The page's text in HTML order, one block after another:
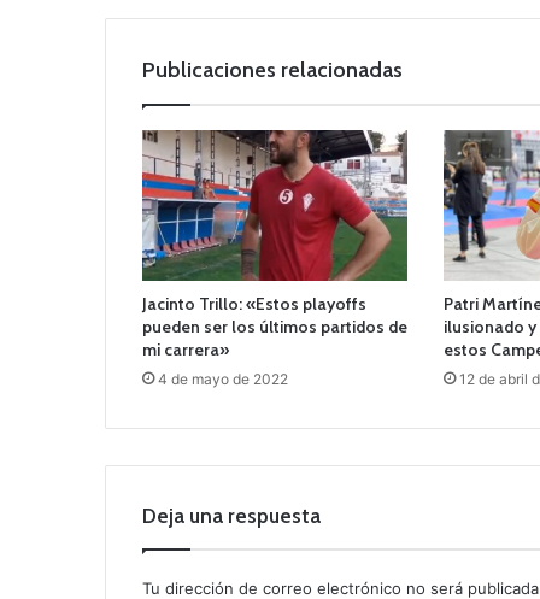
Publicaciones relacionadas
Jacinto Trillo: «Estos playoffs
pueden ser los últimos partidos de
mi carrera»
4 de mayo de 2022
Patri
ilusionado
estos
12 de abril
Deja una respuesta
Tu dirección de correo electrónico no será